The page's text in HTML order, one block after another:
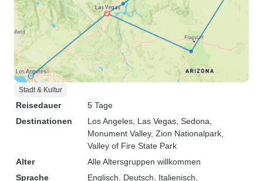
Stadt & Kultur
Reisedauer
5 Tage
Destinationen
Los Angeles , Las Vegas , Sedona
Monument Valley, Zion Nationalpark
Valley of Fire State Park
Alter
Alle Altersgruppen willkommen
Sprache
Englisch, Deutsch, Italienisch,